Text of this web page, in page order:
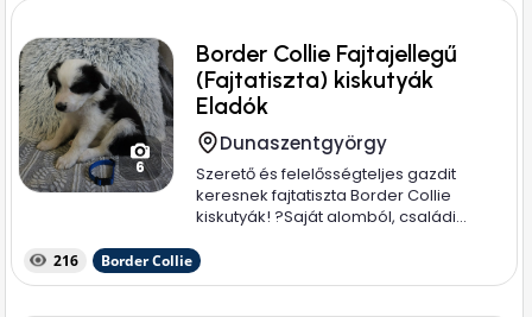
6
Border Collie Fajtajellegű
(Fajtatiszta) kiskutyák
Eladók
Dunaszentgyörgy
Szerető és felelősségteljes gazdit
keresnek fajtatiszta Border Collie
kiskutyák! ? ​Saját alomból, családi...
216 Border Collie